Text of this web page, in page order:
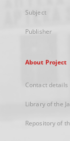
Subject
Publisher
About Project
Contact details
Library of the
Repository of